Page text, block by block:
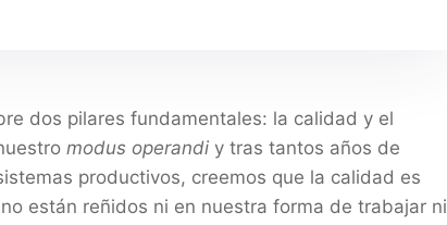
dos pilares fundamentales: la calidad y el
modus operandi y tras tantos años de
productivos, creemos que la calidad es
están reñidos ni en nuestra forma de trabajar ni